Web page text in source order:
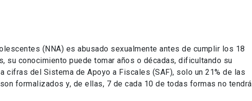
(NNA) es abusado sexualmente antes de cumplir los 18
su conocimiento puede tomar años o décadas, dificultando su
cifras del Sistema de Apoyo a Fiscales (SAF), solo un 21% de las
formalizados y, de ellas, 7 de cada 10 de todas formas no tendrá